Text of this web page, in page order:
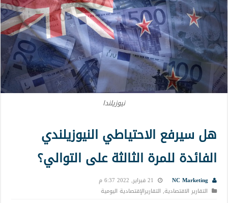
نيوزيلندا
هل سيرفع الاحتياطي النيوزيلندي
الفائدة للمرة الثالثة على التوالي؟
NC Marketing
21 فبراير, 2022 6:37 م
التقارير الاقتصادية, التقاريرالإقتصادية اليومية